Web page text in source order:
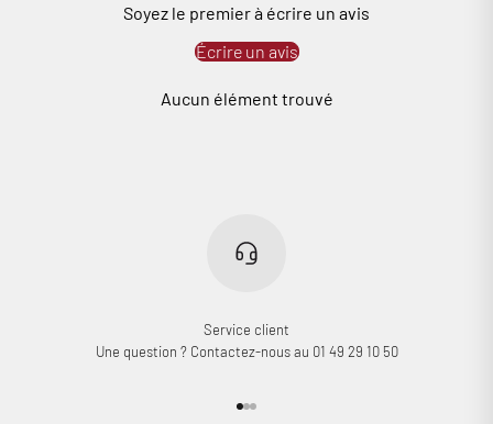
Soyez le premier à écrire un avis
Écrire un avis
Aucun élément trouvé
Service client
Une question ? Contactez-nous au 01 49 29 10 50
Aller à l'élément 1
Aller à l'élément 2
Aller à l'élément 3
Connexion requise
Connectez-vous à votre compte pour ajouter des produits à